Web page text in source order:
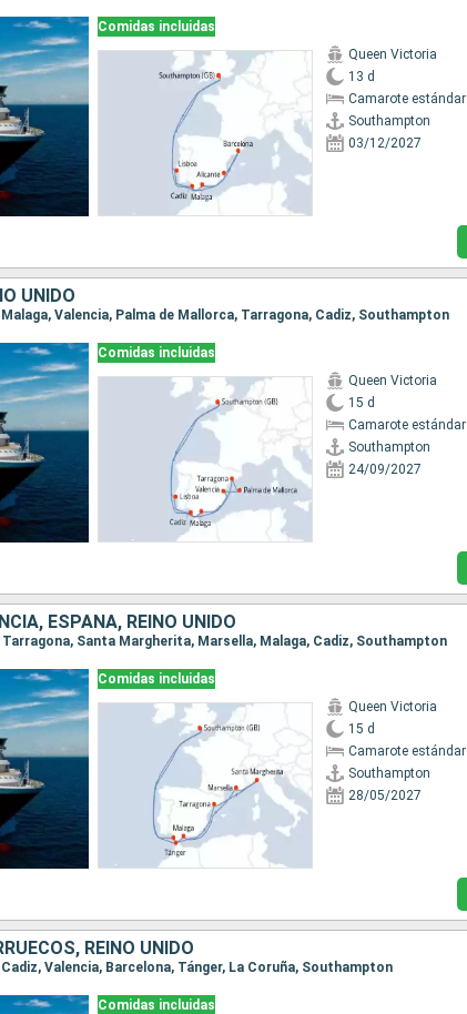
Comidas incluidas
Queen Victoria
13 d
Camarote estándar
Southampton
03/12/2027
UNIDO
Valencia, Palma de Mallorca, Tarragona, Cadiz, Southampton
Comidas incluidas
Queen Victoria
15 d
Camarote estándar
Southampton
24/09/2027
ESPAÑA, REINO UNIDO
Santa Margherita, Marsella, Malaga, Cadiz, Southampton
Comidas incluidas
Queen Victoria
15 d
Camarote estándar
Southampton
28/05/2027
REINO UNIDO
Valencia, Barcelona, Tánger, La Coruña, Southampton
Comidas incluidas